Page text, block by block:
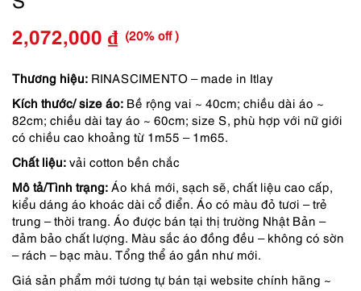
Giá
gốc
là:
2,590,000 ₫.
2,072,000 ₫
Giá
hiện
tại
là:
2,072,000 ₫.
(20% off )
Thương hiệu: RINASCIMENTO – made in Itlay
Kích thước/ size áo: Bề rộng vai ~ 40cm; chiều dài áo ~
82cm; chiều dài tay áo ~ 60cm; size S, phù hợp với nữ giới
có chiều cao khoảng từ 1m55 – 1m65.
Chất liệu: vải cotton bền chắc
Mô tả/Tình trạng: Áo khá mới, sạch sẽ, chất liệu cao cấp,
kiểu dáng áo khoác dài cổ điển. Áo có màu đỏ tươi – trẻ
trung – thời trang. Áo được bán tại thị trường Nhật Bản –
đảm bảo chất lượng. Màu sắc áo đồng đều – không có sờn
– rách – bạc màu. Tổng thể áo gần như mới.
Giá sản phẩm mới tương tự bán tại website chính hãng ~